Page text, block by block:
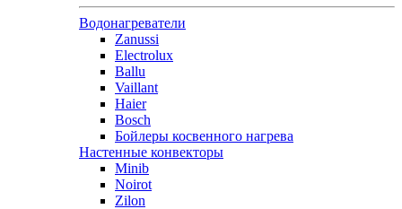
Водонагреватели
Zanussi
Electrolux
Ballu
Vaillant
Haier
Bosch
Бойлеры косвенного нагрева
Настенные конвекторы
Minib
Noirot
Zilon